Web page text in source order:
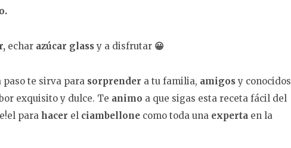
echar azúcar glassy a disfrutar 😀
paso te sirva para sorprender a tu familia, amigosy conocidos
exquisito y dulce. Te animo a que sigas esta receta fácil del
para hacer el ciambellone como toda una experta en la